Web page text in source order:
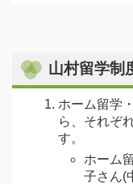
山村留学制
ホーム留学
ら、それぞ
す。
ホーム
子さん(